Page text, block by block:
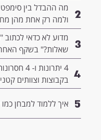
2
מה ההבדל בין
ולמה רק אחת מהן
המנהיגות שלך
3
מדוע לא כדאי לכתוב
שאלות?" בשקף
שלך- ומה כדאי
4
4 יתרונות ו-
בקבוצות וצוותים
5 איך ללמוד למבחן